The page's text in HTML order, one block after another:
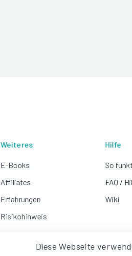
Diese Webseite
Weiteres
E-Books
Affiliates
Erfahrungen
Risikohinweis
Hilfe
So
FAQ /
Wiki